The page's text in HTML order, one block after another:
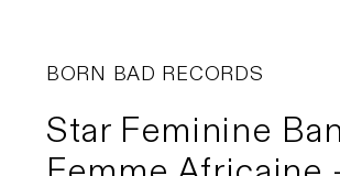
BORN BAD RECORDS
Star Feminine